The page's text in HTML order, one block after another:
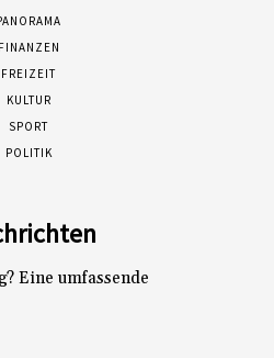
FINANZEN
FREIZEIT
KULTUR
SPORT
POLITIK
Eine umfassende